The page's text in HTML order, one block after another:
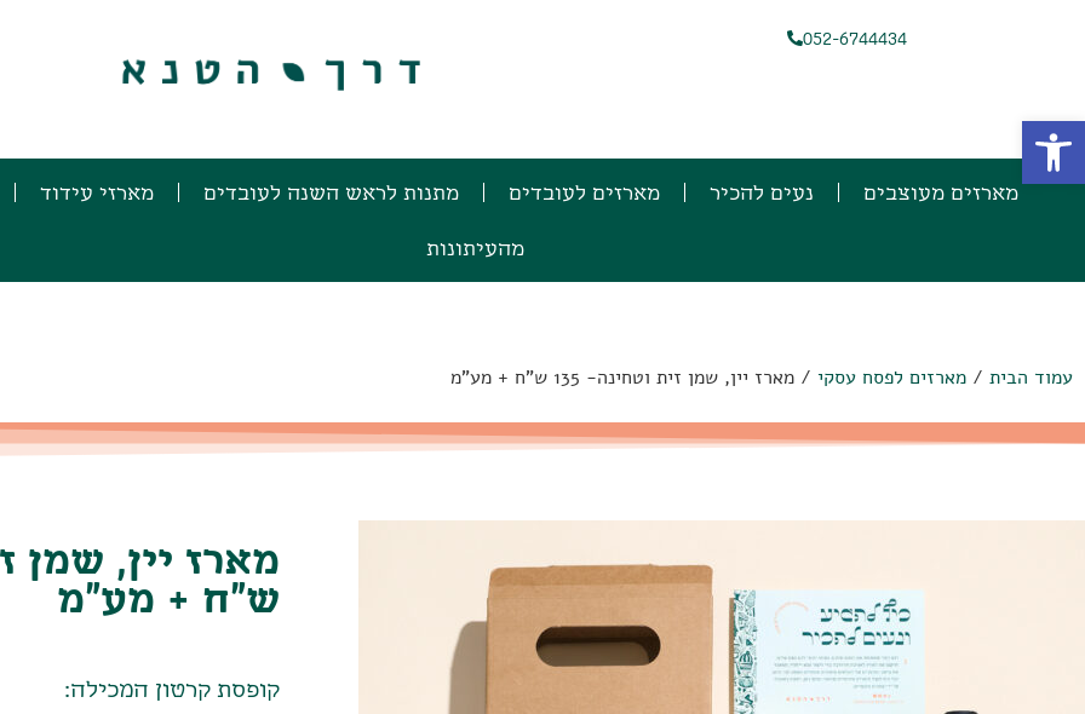
052-6744434
מארזים מעוצבים נעים להכיר מארזים לעובדים מתנות לראש השנה לעובדים מארזי עידוד
מהעיתונות
עמוד הבית / מארזים לפסח עסקי / מארז יין, שמן זית וטחינה- 135 ש"ח + מע"מ
ש"ח + מע"מ
קופסת קרטון המכילה:
פתח סרגל נגישות